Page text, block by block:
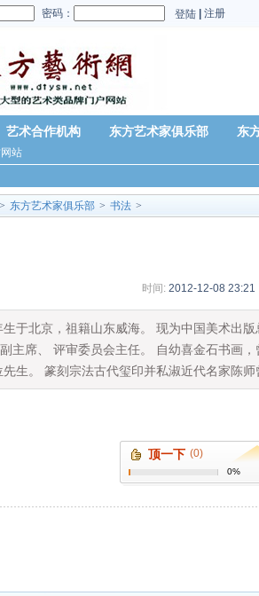
密码： 登陆| 注册
艺术合作机构 东方艺术家俱乐部 东
站
> 东方艺术家俱乐部 > 书法 >
时间: 2012-12-08 23:21
生于北京，祖籍山东威海。 现为中国美术出
主席、 评审委员会主任。 自幼喜金石书画
生。 篆刻宗法古代玺印并私淑近代名家陈
顶一下 (0)
0%